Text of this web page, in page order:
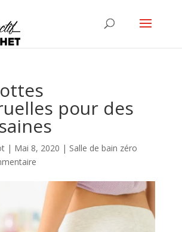
pour des
| Mai 8, 2020 | Salle de bain zéro